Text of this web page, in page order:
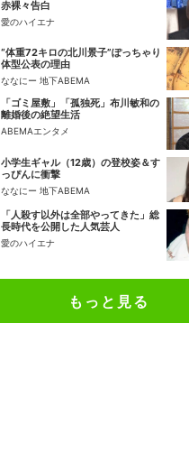
赤裸々告白
愛のハイエナ
“体重72キロの北川景子”ぽっちゃり
体型公表の理由
ななにー 地下ABEMA
「ゴミ屋敷」「孤独死」布川敏和の
離婚後の絶望生活
ABEMAエンタメ
小学生ギャル（12歳）の登校姿＆す
っぴんに衝撃
ななにー 地下ABEMA
「人殺す以外は全部やってきた」総
長時代を公開した人気芸人
愛のハイエナ
もっと見る